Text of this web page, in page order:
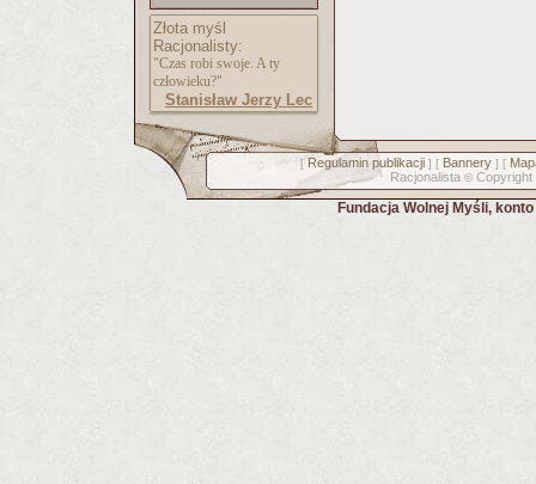
Złota myśl
Racjonalisty:
"Czas robi swoje. A ty
człowieku?"
Stanisław Jerzy Lec
[ Regulamin publikacji] [ Bannery] [
Racjonalista © Copyright
Fundacja Wolnej Myśli,